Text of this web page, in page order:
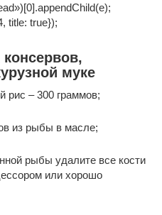
title: true});
муке
рис – 300 граммов;
из рыбы в масле;
рыбы удалите все кости
или хорошо